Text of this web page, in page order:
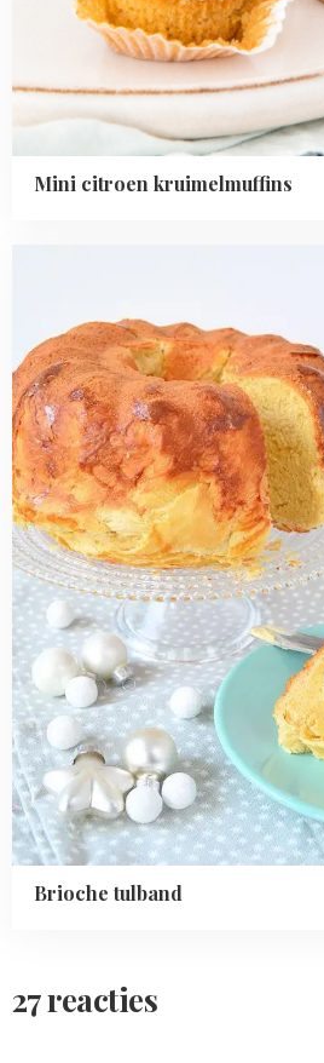
Mini citroen kruimelmuffins
Brioche tulband
Brioche
tulband
27 reacties